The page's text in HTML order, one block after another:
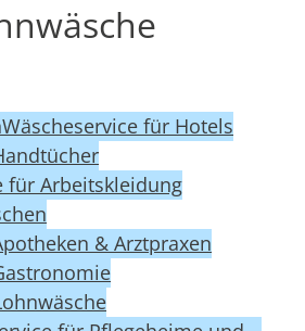
Wäscheservice für Hotels
für Arbeitskleidung
& Arztpraxen